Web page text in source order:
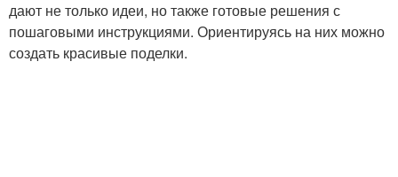
Зимние поделки
дают не только идеи, но также готовые решения с
пошаговыми инструкциями. Ориентируясь на них можно
создать красивые поделки.